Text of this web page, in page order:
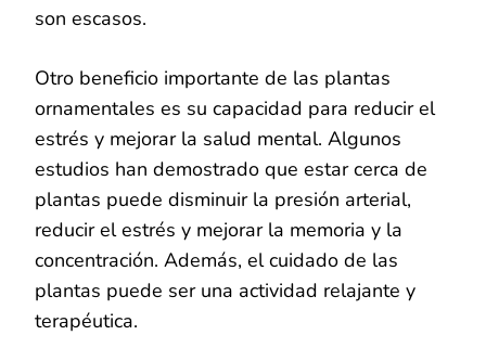
son escasos.
Otro beneficio importante de las plantas
ornamentales es su capacidad para reducir el
estrés y mejorar la salud mental. Algunos
estudios han demostrado que estar cerca de
plantas puede disminuir la presión arterial,
reducir el estrés y mejorar la memoria y la
concentración. Además, el cuidado de las
plantas puede ser una actividad relajante y
terapéutica.